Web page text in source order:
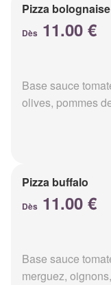
Pizza bolognaise
Dès 11.00 €
Base sauce
olives, pommes
Pizza buffalo
Dès 11.00 €
Base sauce
merguez,